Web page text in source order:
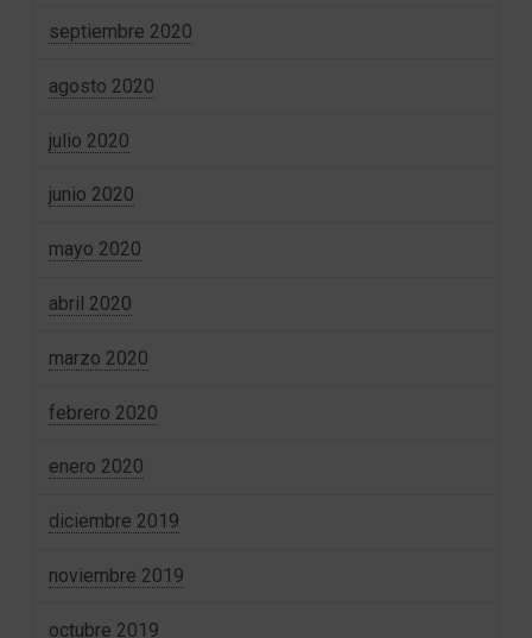
septiembre 2020
agosto 2020
julio 2020
junio 2020
mayo 2020
abril 2020
marzo 2020
febrero 2020
enero 2020
diciembre 2019
noviembre 2019
octubre 2019